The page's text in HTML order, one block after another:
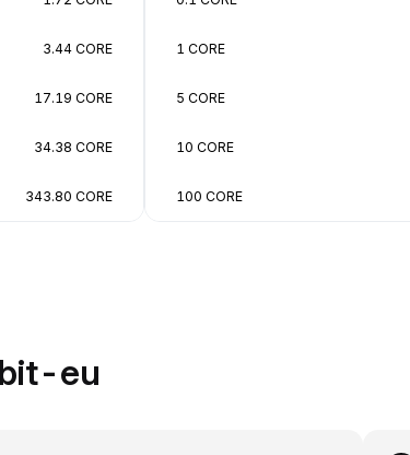
3.44 CORE
17.19 CORE
34.38 CORE
343.80 CORE
1 CORE
5 CORE
10 CORE
100 CORE
eu